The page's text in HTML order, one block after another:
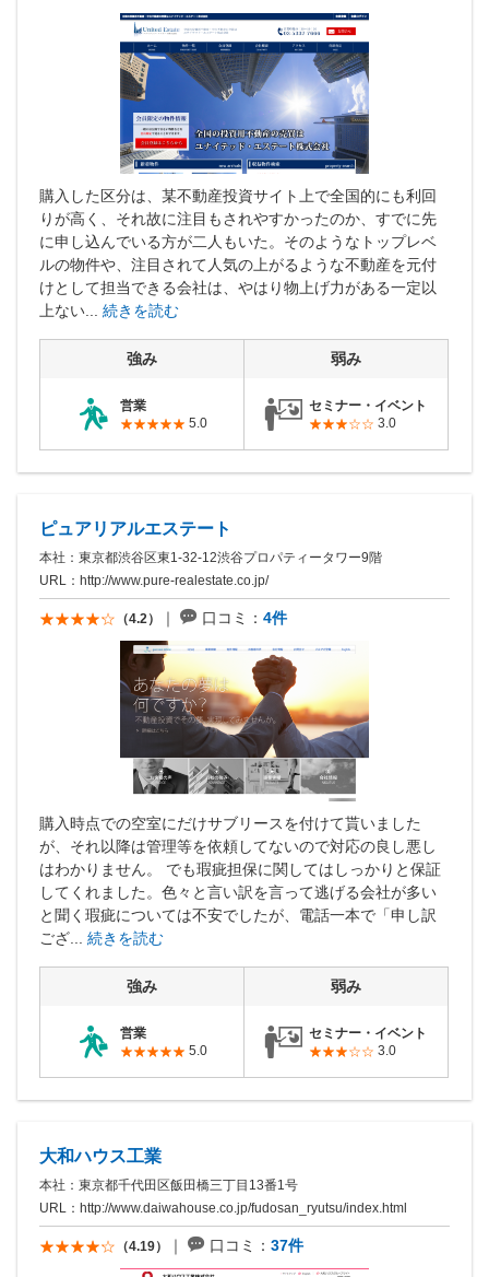
購入した区分は、某不動産投資サイト上で全国的にも利回
りが高く、それ故に注目もされやすかったのか、すでに先
に申し込んでいる方が二人もいた。そのようなトップレベ
ルの物件や、注目されて人気の上がるような不動産を元付
けとして担当できる会社は、やはり物上げ力がある一定以
上ない... 続きを読む
強み
営業
5.0
弱み
セミナー・イベント
3.0
ピュアリアルエステート
本社：東京都渋谷区東1-32-12渋谷プロパティータワー9階
URL： http://www.pure-realestate.co.jp/
（4.2） 口コミ： 4件
購入時点での空室にだけサブリースを付けて貰いました
が、それ以降は管理等を依頼してないので対応の良し悪し
はわかりません。 でも瑕疵担保に関してはしっかりと保証
してくれました。色々と言い訳を言って逃げる会社が多い
と聞く瑕疵については不安でしたが、電話一本で「申し訳
ござ... 続きを読む
強み
営業
5.0
弱み
セミナー・イベント
3.0
大和ハウス工業
本社：東京都千代田区飯田橋三丁目13番1号
URL： http://www.daiwahouse.co.jp/fudosan_ryutsu/index.html
（4.19） 口コミ： 37件